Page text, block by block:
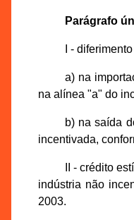
Parágrafo
I -
a) na
na alínea "a" do
b) na saída
incentivada,
II - crédito
indústria não
2003.